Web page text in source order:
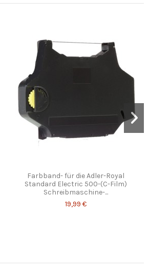
Farbband- für die Adler-Royal
Standard Electric 500-(C-Film)
Schreibmaschine-...
19,99 €